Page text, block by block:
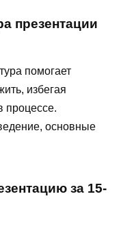
презентации
помогает
избегая
процессе.
основные
за 15-